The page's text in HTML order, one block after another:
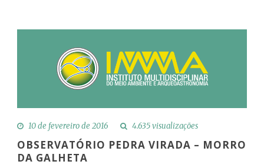
10 de fevereiro de 2016 4.635 visualizações
OBSERVATÓRIO PEDRA VIRADA – MORRO
DA GALHETA